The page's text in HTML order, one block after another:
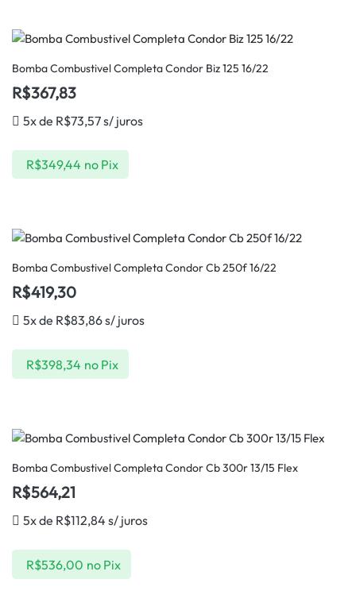
Bomba Combustivel Completa Condor Biz 125 16/22
R$367,83
5x de R$73,57s/ juros
R$349,44 no Pix
Bomba Combustivel Completa Condor Cb 250f 16/22
R$419,30
5x de R$83,86s/ juros
R$398,34 no Pix
Bomba Combustivel Completa Condor Cb 300r 13/15 Flex
R$564,21
5x de R$112,84 s/ juros
R$536,00 no Pix